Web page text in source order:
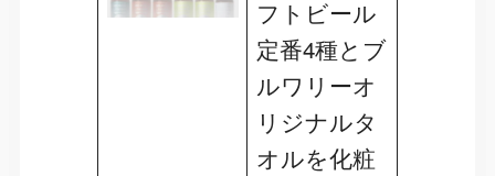
フトビール
定番4種とブ
ルワリーオ
リジナルタ
オルを化粧